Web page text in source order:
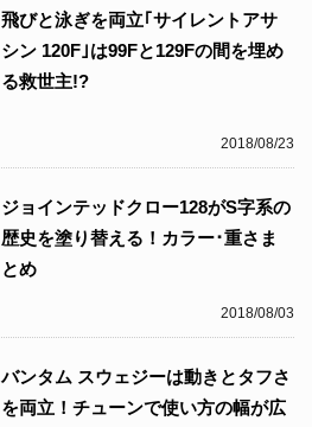
2018/08/23
飛びと泳ぎを両立｢サイレントアサ
シン 120F｣は99Fと129Fの間を埋め
る救世主!?
2018/08/03
ジョインテッドクロー128がS字系の
歴史を塗り替える！カラー･重さま
とめ
バンタム スウェジーは動きとタフさ
を両立！チューンで使い方の幅が広